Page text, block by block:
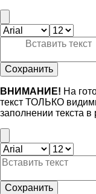
Сохранить
ВНИМАНИЕ! На
текст ТОЛЬКО
заполнении текста
Сохранить